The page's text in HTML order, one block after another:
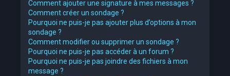
Comment ajouter une signature à mes messages ?
Comment créer un sondage ?
Pourquoi ne puis-je pas ajouter plus d’options à mon
sondage ?
Comment modifier ou supprimer un sondage ?
Pourquoi ne puis-je pas accéder à un forum ?
Pourquoi ne puis-je pas joindre des fichiers à mon
message ?